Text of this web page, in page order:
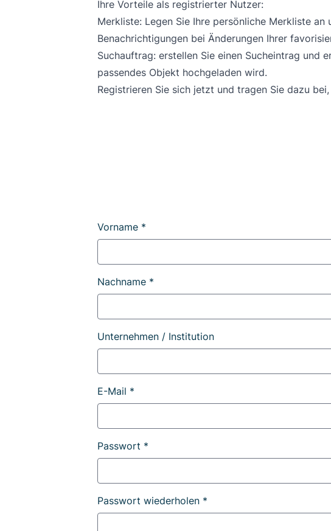
Ihre Vorteile als registrierter Nutzer:
Merkliste: Legen Sie Ihre persönliche Merkliste an
Benachrichtigungen bei Änderungen Ihrer
Suchauftrag: erstellen Sie einen Sucheintrag und
passendes Objekt hochgeladen wird.
Registrieren Sie sich jetzt und tragen Sie dazu
Vorname *
Nachname *
Unternehmen / Institution
E-Mail *
Passwort *
Passwort wiederholen *